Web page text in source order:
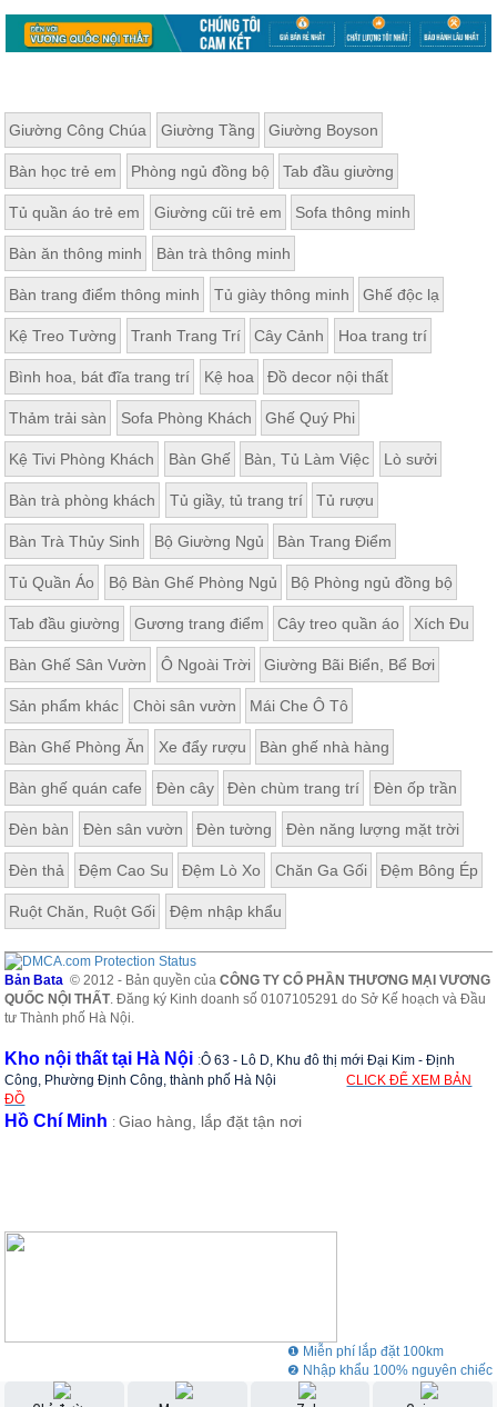
Giường Công Chúa Giường Tầng Giường Boyson
Bàn học trẻ em Phòng ngủ đồng bộ Tab đầu giường
Tủ quần áo trẻ em Giường cũi trẻ em Sofa thông minh
Bàn ăn thông minh Bàn trà thông minh
Bàn trang điểm thông minh Tủ giày thông minh Ghế độc lạ
Kệ Treo Tường Tranh Trang Trí Cây Cảnh Hoa trang trí
Bình hoa, bát đĩa trang trí Kệ hoa Đồ decor nội thất
Thảm trải sàn Sofa Phòng Khách Ghế Quý Phi
Kệ Tivi Phòng Khách Bàn Ghế Bàn, Tủ Làm Việc Lò sưởi
Bàn trà phòng khách Tủ giầy, tủ trang trí Tủ rượu
Bàn Trà Thủy Sinh Bộ Giường Ngủ Bàn Trang Điểm
Tủ Quần Áo Bộ Bàn Ghế Phòng Ngủ Bộ Phòng ngủ đồng bộ
Tab đầu giường Gương trang điểm Cây treo quần áo Xích Đu
Bàn Ghế Sân Vườn Ô Ngoài Trời Giường Bãi Biển, Bể Bơi
Sản phẩm khác Chòi sân vườn Mái Che Ô Tô
Bàn Ghế Phòng Ăn Xe đẩy rượu Bàn ghế nhà hàng
Bàn ghế quán cafe Đèn cây Đèn chùm trang trí Đèn ốp trần
Đèn bàn Đèn sân vườn Đèn tường Đèn năng lượng mặt trời
Đèn thả Đệm Cao Su Đệm Lò Xo Chăn Ga Gối Đệm Bông Ép
Ruột Chăn, Ruột Gối Đệm nhập khẩu
Bản Bata © 2012 - Bản quyền củaCÔNG TY CỔ PHẦN THƯƠNG MẠI VƯƠNG
QUỐC NỘI THẤT. Đăng ký Kinh doanh số 0107105291 do Sở Kế hoạch và Đầu
tư Thành phố Hà Nội.
Kho nội thất tại Hà Nội :Ô 63 - Lô D, Khu đô thị mới Đại Kim - Định
Công, Phường Định Công, thành phố Hà Nội
CLICK ĐỂ XEM BẢN
ĐỒ
Hồ Chí Minh :Giao hàng, lắp đặt tận nơi
❶ Miễn phí lắp đặt 100km
❷ Nhập khẩu 100% nguyên chiếc
❸ Showroom rộng 3000m2